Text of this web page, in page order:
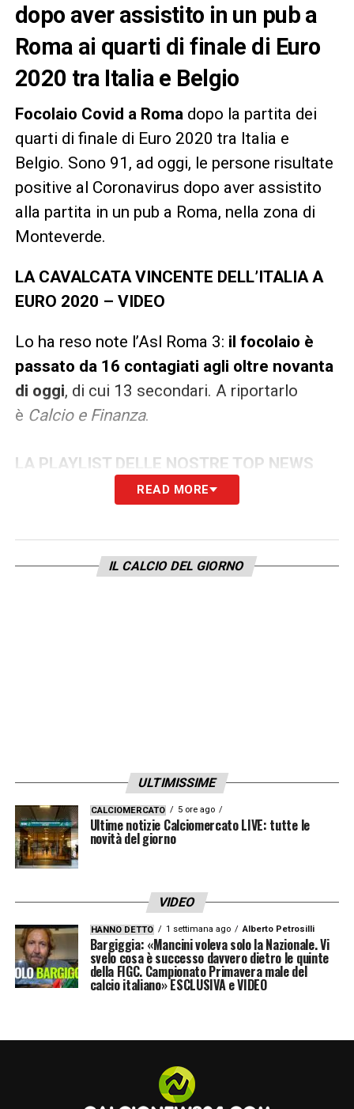
dopo aver assistito in un pub a
Roma ai quarti di finale di Euro
2020 tra Italia e Belgio
Focolaio Covid a Roma dopo la partita dei
quarti di finale di Euro 2020 tra Italia e
Belgio. Sono 91, ad oggi, le persone risultate
positive al Coronavirus dopo aver assistito
alla partita in un pub a Roma, nella zona di
Monteverde.
LA CAVALCATA VINCENTE DELL’ITALIA A
EURO 2020 – VIDEO
Lo ha reso note l’Asl Roma 3: il focolaio è
passato da 16 contagiati agli oltre novanta
di oggi, di cui 13 secondari. A riportarlo
è Calcio e Finanza.
LA PLAYLIST DELLE NOSTRE TOP NEWS
READ MORE
IL CALCIO DEL GIORNO
ULTIMISSIME
CALCIOMERCATO 5 ore ago
Ultime notizie Calciomercato LIVE: tutte le
novità del giorno
VIDEO
HANNO DETTO 1 settimana ago Alberto Petrosilli
Bargiggia: «Mancini voleva solo la Nazionale. Vi
svelo cosa è successo davvero dietro le quinte
della FIGC. Campionato Primavera male del
calcio italiano» ESCLUSIVA e VIDEO